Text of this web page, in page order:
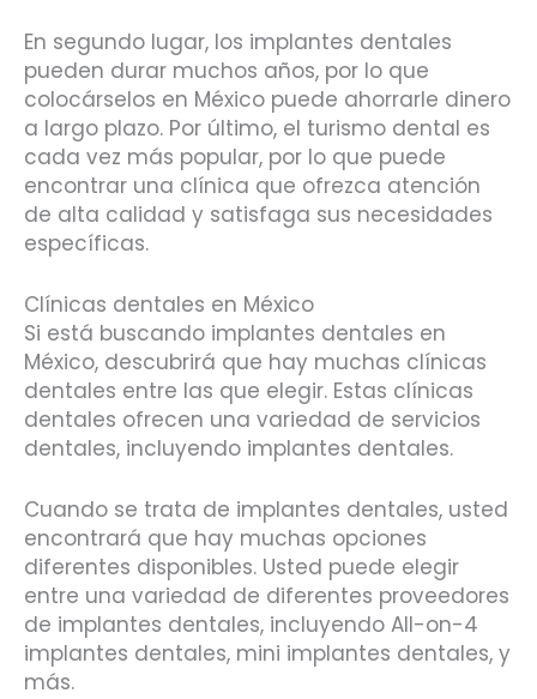
En segundo lugar, los implantes dentales
pueden durar muchos años, por lo que
colocárselos en México puede ahorrarle dinero
a largo plazo. Por último, el turismo dental es
cada vez más popular, por lo que puede
encontrar una clínica que ofrezca atención
de alta calidad y satisfaga sus necesidades
específicas.
Clínicas dentales en México
Si está buscando implantes dentales en
México, descubrirá que hay muchas clínicas
dentales entre las que elegir. Estas clínicas
dentales ofrecen una variedad de servicios
dentales, incluyendo implantes dentales.
Cuando se trata de implantes dentales, usted
encontrará que hay muchas opciones
diferentes disponibles. Usted puede elegir
entre una variedad de diferentes proveedores
de implantes dentales, incluyendo All-on-4
implantes dentales, mini implantes dentales, y
más.